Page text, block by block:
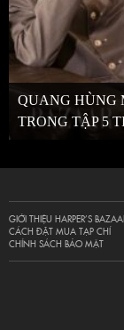
QUANG HÙNG
TRONG TẬP 5
GIỚI THIỆU HARPER’S
CÁCH ĐẶT MUA TẠP CHÍ
CHÍNH SÁCH BẢO MẬT